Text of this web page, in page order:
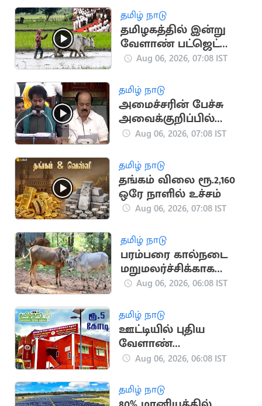
தமிழ் நாடு
தமிழகத்தில் இன்று
வேளாண் பட்ஜெட்
தாக்கல்: ரூ.14,984 கோடி
Aug 06, 2026, 07:08 IST
தமிழ் நாடு
அமைச்சரின் பேச்சு
அவைக்குறிப்பில்
இருந்து நீக்கப்படும் -
Aug 06, 2026, 07:08 IST
தமிழ் நாடு
தங்கம் விலை ரூ.2,160
ஒரே நாளில் உச்சம்
Aug 06, 2026, 07:08 IST
தமிழ் நாடு
பரம்பரை கால்நடை
மறுமலர்ச்சிக்காக
ரூ.2.50 கோடி ஒதுக்கீடு
Aug 06, 2026, 06:08 IST
தமிழ் நாடு
ஊட்டியில் புதிய
வேளாண்
தொழில்நுட்ப
Aug 06, 2026, 06:08 IST
தமிழ் நாடு